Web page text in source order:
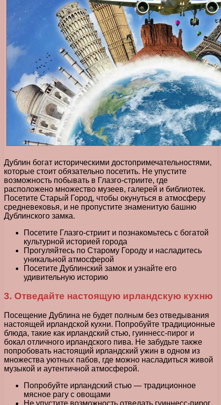
Дублин богат историческими достопримечательностями,
которые стоит обязательно посетить. Не упустите
возможность побывать в Глазго-стриите, где
расположено множество музеев, галерей и библиотек.
Посетите Старый Город, чтобы окунуться в атмосферу
средневековья, и не пропустите знаменитую башню
Дублинского замка.
Посетите Глазго-стриит и познакомьтесь с богатой
культурной историей города
Прогуляйтесь по Старому Городу и насладитесь
уникальной атмосферой
Посетите Дублинский замок и узнайте его
удивительную историю
3. Отведайте настоящую ирландскую кухню
Посещение Дублина не будет полным без отведывания
настоящей ирландской кухни. Попробуйте традиционные
блюда, такие как ирландский стью, гуиннесс-пирог и
бокал отличного ирландского пива. Не забудьте также
попробовать настоящий ирландский ужин в одном из
множества уютных пабов, где можно насладиться живой
музыкой и аутентичной атмосферой.
Попробуйте ирландский стью — традиционное
мясное рагу с овощами